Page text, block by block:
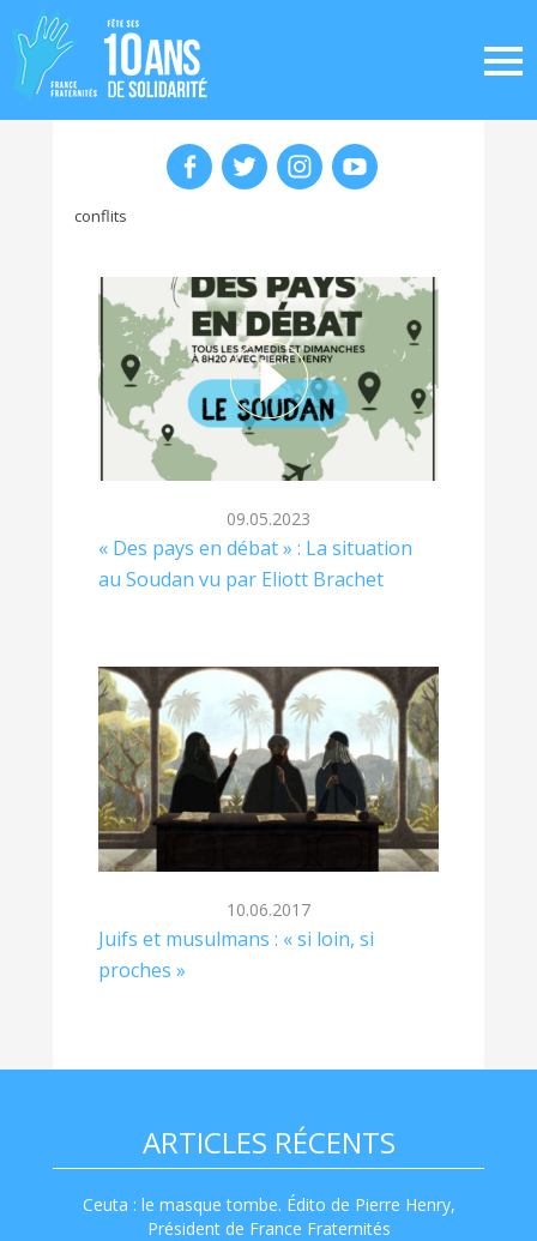
conflits
09.05.2023
« Des pays en débat » : La situation
au Soudan vu par Eliott Brachet
10.06.2017
Juifs et musulmans : « si loin, si
proches »
ARTICLES RÉCENTS
Ceuta : le masque tombe. Édito de Pierre Henry,
Président de France Fraternités